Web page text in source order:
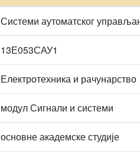
Системи аутоматског
13Е053САУ1
Електротехника и рачунарство
модул Сигнали и системи
основне академске студије